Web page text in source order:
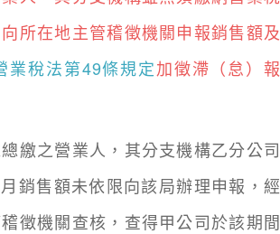
所在地主管稽徵機關申報銷售額及
業稅法第49條規定加徵滯（怠）報
之營業人，其分支機構乙分公司
銷售額未依限向該局辦理申報，經
徵機關查核，查得甲公司於該期間